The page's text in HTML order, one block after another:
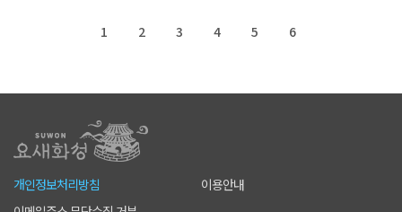
1 2 3 4 5 6
개인정보처리방침
이용안내